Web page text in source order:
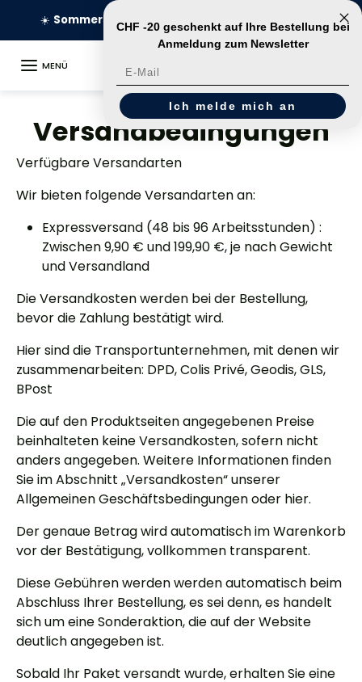
Zum Inhalt springen
☀️ Sommerschlussverkauf: Sonderpreis 149 €
Läuft ab in:
MENÜ
Versandbedingungen
Verfügbare Versandarten
Wir bieten folgende Versandarten an:
Expressversand (48 bis 96 Arbeitsstunden) :
Zwischen 9,90 € und 199,90 €, je nach Gewicht
und Versandland
Die Versandkosten werden bei der Bestellung,
bevor die Zahlung bestätigt wird.
Hier sind die Transportunternehmen, mit denen wir
zusammenarbeiten: DPD, Colis Privé, Geodis, GLS,
BPost
Die auf den Produktseiten angegebenen Preise
beinhalteten keine Versandkosten, sofern nicht
anders angegeben. Weitere Informationen finden
Sie im Abschnitt „Versandkosten“ unserer
Allgemeinen Geschäftsbedingungen oder hier.
Der genaue Betrag wirdautomatisch im Warenkorb
vor der Bestätigung, vollkommen transparent.
Diese Gebühren werdenwerden automatisch beim
Abschluss Ihrer Bestellung, es sei denn, es handelt
sich um eine Sonderaktion, die auf der Website
deutlich angegeben ist.
Sobald Ihr Paket versandt wurde, erhalten Sie eine
CHF -20 geschenkt auf Ihre Bestellung bei
Anmeldung zum Newsletter
E-Mail
Ich melde mich an